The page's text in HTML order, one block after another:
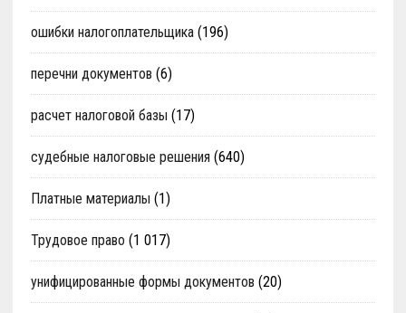
ошибки налогоплательщика(196)
перечни документов (6)
расчет налоговой базы (17)
судебные налоговые решения (640)
Платные материалы (1)
Трудовое право (1 017)
унифицированные формы документов (20)